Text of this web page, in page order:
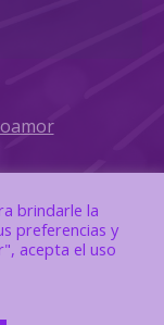
brindarle la
preferencias y
acepta el uso